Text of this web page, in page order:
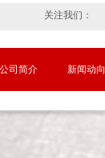
关注我们：
公司简介 新闻动向